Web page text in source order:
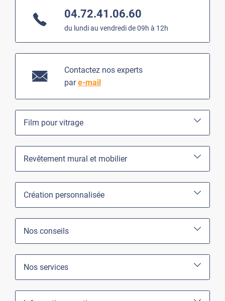
04.72.41.06.60
du lundi au vendredi de 09h à 12h
Contactez nos experts
pare-mail
Film pour vitrage
Revêtement mural et mobilier
Création personnalisée
Nos conseils
Nos services